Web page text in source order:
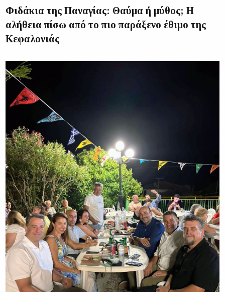
Φιδάκια της Παναγίας: Θαύμα ή μύθος; Η
αλήθεια πίσω από το πιο παράξενο έθιμο της
Κεφαλονιάς